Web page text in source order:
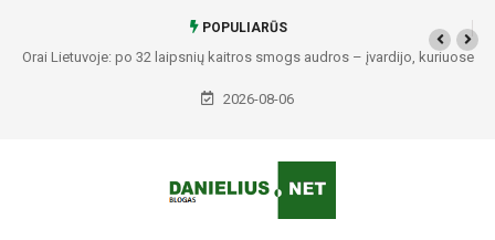
POPULIARŪS
Lietuvoje: po 32 laipsnių kaitros smogs audros – įvardijo, kuriuose
regionuose bus pavojingiausia
Kai
2026-08-06